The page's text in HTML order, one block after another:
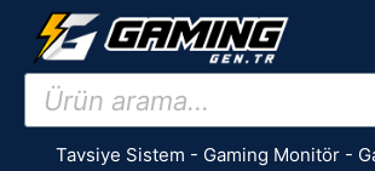
İçeriğe
Products
search
Tavsiye Sistem - Gaming Monitör -